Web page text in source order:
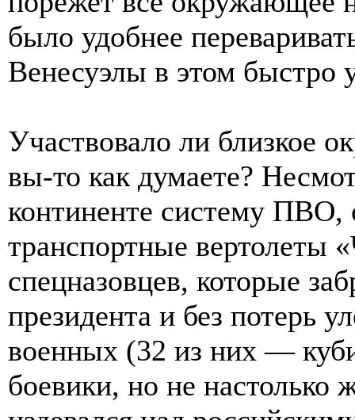
было удобнее
Венесуэлы в этом быстро
Участвовало ли близкое
вы-то как думаете?
континенте систему ПВО,
транспортные вертолеты
спецназовцев, которые
президента и без потерь
военных (32 из них —
боевики, но не настолько